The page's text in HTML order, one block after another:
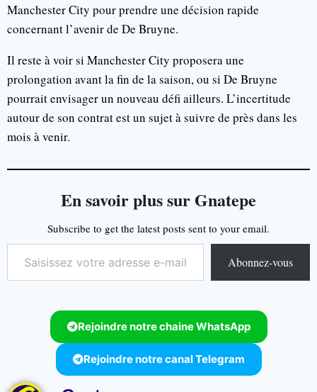
Manchester City pour prendre une décision rapide
concernant l’avenir de De Bruyne.
Il reste à voir si Manchester City proposera une
prolongation avant la fin de la saison, ou si De Bruyne
pourrait envisager un nouveau défi ailleurs. L’incertitude
autour de son contrat est un sujet à suivre de près dans les
mois à venir.
En savoir plus sur Gnatepe
Subscribe to get the latest posts sent to your email.
Abonnez-vous
Rejoindre notre chaine WhatsApp
Rejoindre notre canal Telegram